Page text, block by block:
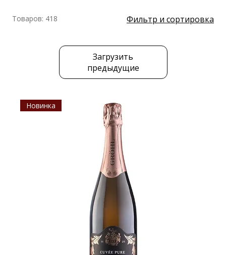
Товаров: 418 Фильтр и сортировка
Загрузить
предыдущие
Новинка